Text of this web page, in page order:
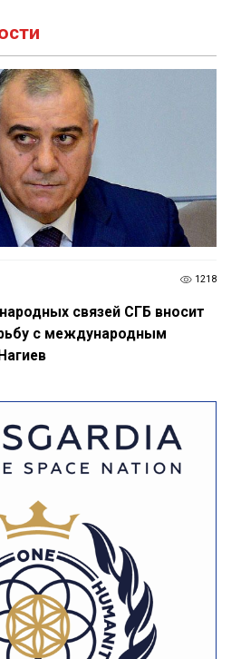
1218
связей СГБ вносит
с международным